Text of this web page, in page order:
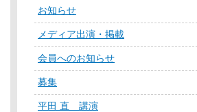
お知らせ
メディア出演・掲載
会員へのお知らせ
募集
平田 直 講演